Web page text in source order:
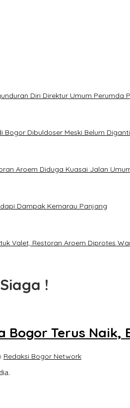
Diri Direktur Umum Perumda
Dibuldoser Meski Belum
Aroem Diduga Kuasai Jalan
Dampak Kemarau Panjang
Valet, Restoran Aroem Diprotes
!
Bogor Terus
Redaksi Bogor Network